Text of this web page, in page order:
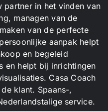
partner in het vinden van
managen van de
van de perfecte
aanpak helpt
en begeleid
en helpt bij inrichtingen
Casa Coach
klant. Spaans-,
service.